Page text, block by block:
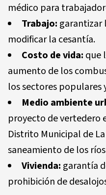
médico para
Trabajo: garantizar
modificar la cesantía.
Costo de vida: que
aumento de los
los sectores populares
Medio ambiente
proyecto de vertedero
Distrito Municipal de
saneamiento de los
Vivienda: garantía
prohibición de